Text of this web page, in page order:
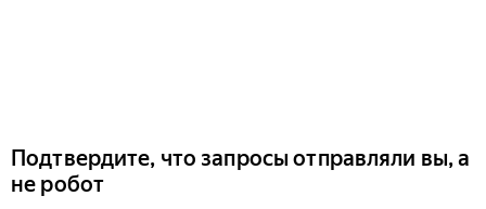
Подтвердите, что запросы отправляли вы, а
не робот